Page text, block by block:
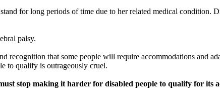
for long periods of time due to her related medical condition.
palsy.
recognition that some people will require accommodations and
to qualify is outrageously cruel.
stop making it harder for disabled people to qualify for its